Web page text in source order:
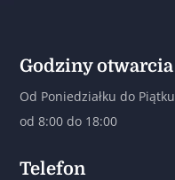
Godziny otwarcia
Od Poniedziałku do Piątku
od 8:00 do 18:00
Telefon